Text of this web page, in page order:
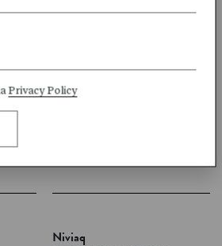
Flemming
Niviaq
Privacy Policy